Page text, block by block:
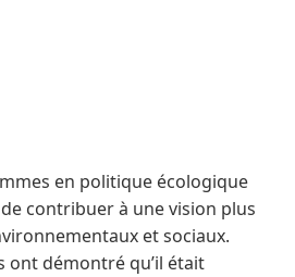
en politique écologique
contribuer à une vision plus
et sociaux.
ont démontré qu’il était